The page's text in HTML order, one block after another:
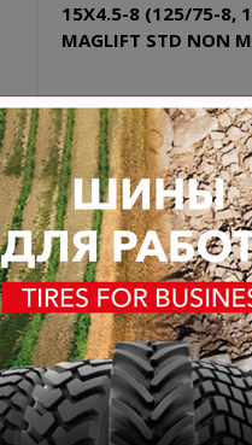
15X4.5-8 (125/75-8,
MAGLIFT STD NON
15X4.5-8 (125/75-
MAGLIFT ECO